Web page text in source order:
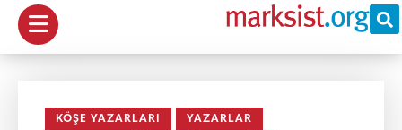
KÖŞE YAZARLARI YAZARLAR